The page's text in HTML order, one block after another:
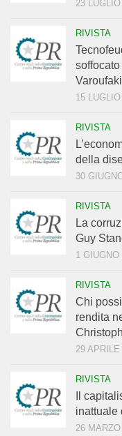
23
RIVISTA
15
RIVISTA
della
30
RIVISTA
La
Guy
1 GIUGNO
RIVISTA
Chi
rendita
29 APRILE
RIVISTA
Il
inattuale
26